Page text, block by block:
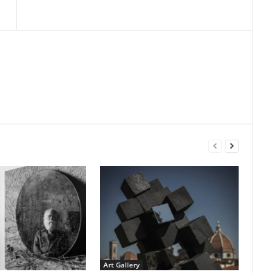
Art Gallery